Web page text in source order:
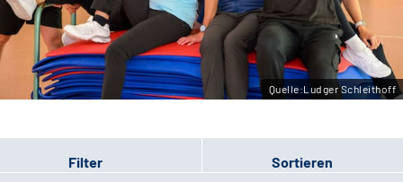
Leichte Sprache
Gebärdensprache
Quelle:Ludger Schleithoff
Filter Sortieren